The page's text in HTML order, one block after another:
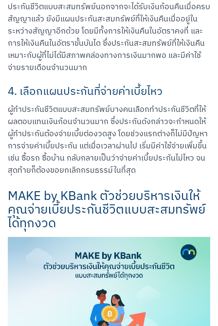
ประกันชีวิตแบบสะสมทรัพย์นอกจากจะได้รับเงินก้อนคืนเมื่อครบ
สัญญาแล้ว ยังมีแผนประกันสะสมทรัพย์ที่ให้เงินคืนเมื่ออยู่ใน
ระหว่างสัญญาอีกด้วย โดยมีทั้งการให้เงินคืนในอัตราคงที่ และ
การให้เงินคืนในอัตราขั้นบันได ซึ่งประกันสะสมทรัพย์ที่ให้เงินคืน
เหมาะกับผู้ที่ไม่ได้มีสภาพคล่องทางการเงินมากพอ และมีค่าใช้
จ่ายรายเดือนจำนวนมาก
4. เลือกแผนประกันที่จ่ายค่าเบี้ยไหว
ผู้ทำประกันชีวิตแบบสะสมทรัพย์บางคนเลือกทำประกันชีวิตที่ให้
ผลตอบแทนเงินก้อนจำนวนมาก ซึ่งประกันดังกล่าวจะกำหนดให้
ผู้ทำประกันต้องจ่ายเบี้ยต่องวดสูง โดยช่วงแรกต่างก็ไม่มีปัญหา
การจ่ายค่าเบี้ยประกัน แต่เมื่อเวลาผ่านไป เริ่มมีค่าใช้จ่ายเพิ่มขึ้น
เช่น ซื้อรถ ซื้อบ้าน กลับกลายเป็นว่าจ่ายค่าเบี้ยประกันไม่ไหว จน
สุดท้ายก็ต้องขอยกเลิกกรมธรรม์ในที่สุด
MAKE by KBank ตัวช่วยบริหารเงินให้
คุณจ่ายเบี้ยประกันชีวิตแบบสะสมทรัพย์
ได้ทุกงวด